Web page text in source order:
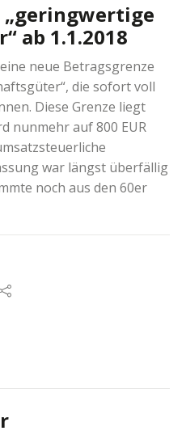
„geringwertige
ab 1.1.2018
neue Betragsgrenze
die sofort voll
Diese Grenze liegt
nunmehr auf 800 EUR
war längst überfällig
noch aus den 60er